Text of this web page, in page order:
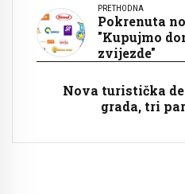
PRETHODNA
Pokrenuta
"Kupujmo
zvijezde"
Nova turistička
grada, tri